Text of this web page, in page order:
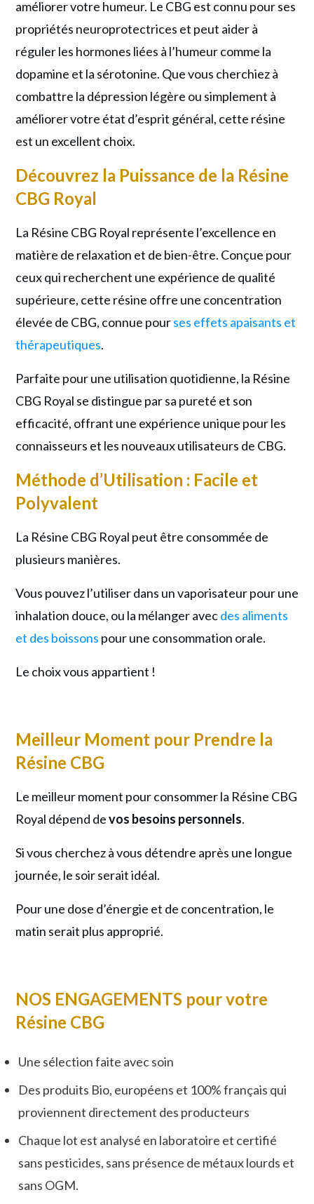
améliorer votre humeur. Le CBG est connu pour ses
propriétés neuroprotectrices et peut aider à
réguler les hormones liées à l’humeur comme la
dopamine et la sérotonine. Que vous cherchiez à
combattre la dépression légère ou simplement à
améliorer votre état d’esprit général, cette résine
est un excellent choix.
Découvrez la Puissance de la Résine
CBG Royal
La Résine CBG Royal représente l’excellence en
matière de relaxation et de bien-être. Conçue pour
ceux qui recherchent une expérience de qualité
supérieure, cette résine offre une concentration
élevée de CBG, connue pourses effets apaisants et
thérapeutiques.
Parfaite pour une utilisation quotidienne, la Résine
CBG Royal se distingue par sa pureté et son
efficacité, offrant une expérience unique pour les
connaisseurs et les nouveaux utilisateurs de CBG.
Méthode d’Utilisation : Facile et
Polyvalent
La Résine CBG Royal peut être consommée de
plusieurs manières.
Vous pouvez l’utiliser dans un vaporisateur pour une
inhalation douce, ou la mélanger avecdes aliments
et des boissons pour une consommation orale.
Le choix vous appartient !
Meilleur Moment pour Prendre la
Résine CBG
Le meilleur moment pour consommer la Résine CBG
Royal dépend devos besoins personnels.
Si vous cherchez à vous détendre après une longue
journée, le soir serait idéal.
Pour une dose d’énergie et de concentration, le
matin serait plus approprié.
NOS ENGAGEMENTS pour votre
Résine CBG
Une sélection faite avec soin
Des produits Bio, européens et 100% français qui
proviennent directement des producteurs
Chaque lot est analysé en laboratoire et certifié
sans pesticides, sans présence de métaux lourds et
sans OGM.